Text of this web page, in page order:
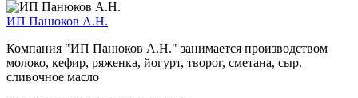
ИП Панюков А.Н.
Компания "ИП Панюков А.Н." занимается производством
молоко, кефир, ряженка, йогурт, творог, сметана, сыр.
сливочное масло